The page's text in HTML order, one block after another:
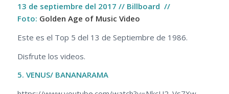
13 de septiembre del 2017 // Billboard //
Foto: Golden Age of Music Video
Este es el Top 5 del 13 de Septiembre de 1986.
Disfrute los videos.
5. VENUS/ BANANARAMA